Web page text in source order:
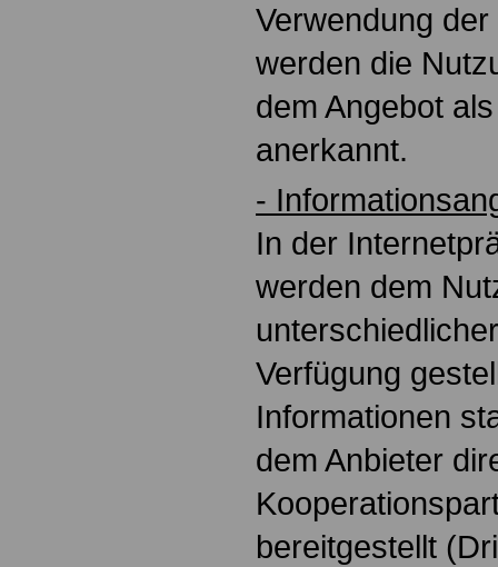
Verwendung
werden die
dem Angebot
anerkannt.
-
In der
werden dem
Verfügung
Informationen
dem Anbieter
bereitgestellt